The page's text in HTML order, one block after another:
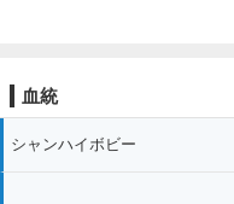
血統
シャンハイボビー